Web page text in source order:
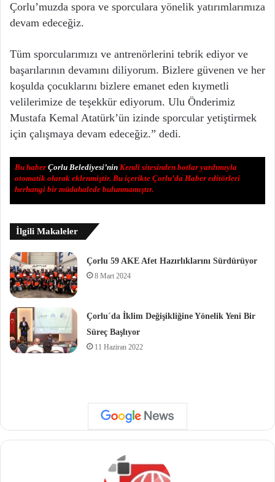
Çorlu’muzda spora ve sporculara yönelik yatırımlarımıza
devam edeceğiz.
Tüm sporcularımızı ve antrenörlerini tebrik ediyor ve
başarılarının devamını diliyorum. Bizlere güvenen ve her
koşulda çocuklarını bizlere emanet eden kıymetli
velilerimize de teşekkür ediyorum. Ulu Önderimiz
Mustafa Kemal Atatürk’ün izinde sporcular yetiştirmek
için çalışmaya devam edeceğiz.” dedi.
Bu haberÇorlu Belediyesi’nin Kendi sitesinden botlar yardımıyla
otomatik olarak eklenmiştir. Bu içerikte Çorlu’da Haber editörleri
herhangi bir müdahalede bulunmamıştır.
İlgili Makaleler
Çorlu 59 AKE Afet Hazırlıklarını Sürdürüyor
8 Mart 2024
Çorlu´da İklim Değişikliğine Yönelik Yeni Bir
Süreç Başlıyor
11 Haziran 2022